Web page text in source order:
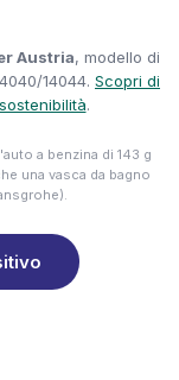
Austria, modello di
14044. Scopri di
.
a benzina di 143 g
una vasca da bagno